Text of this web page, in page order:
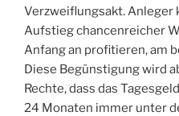
Verzweiflungsakt. Anleger
Aufstieg chancenreicher
Anfang an profitieren, am
Diese Begünstigung wird
Rechte, dass das
24 Monaten immer unter